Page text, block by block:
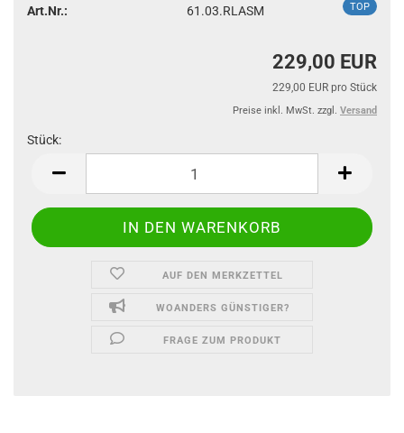
TOP
Art.Nr.: 61.03.RLASM
229,00 EUR
229,00 EUR pro Stück
Preise inkl. MwSt. zzgl. Versand
Stück:
AUF DEN MERKZETTEL
WOANDERS GÜNSTIGER?
FRAGE ZUM PRODUKT